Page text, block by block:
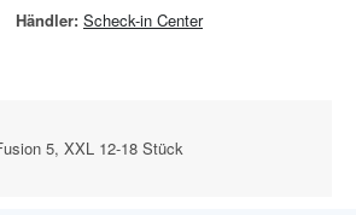
Händler: Scheck-in Center
5, XXL 12-18 Stück